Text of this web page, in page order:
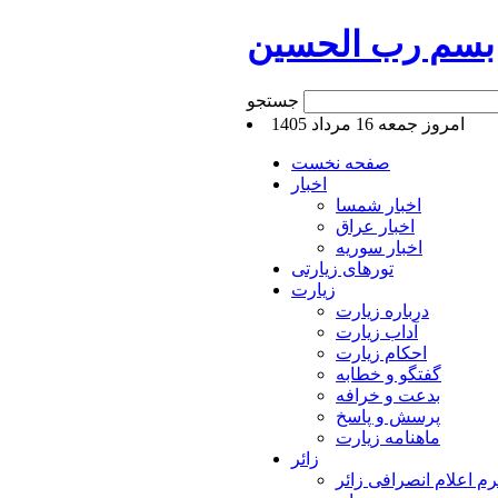
بسم رب الحسین
امروز جمعه 16 مرداد 1405
صفحه نخست
اخبار
اخبار شمسا
اخبار عراق
اخبار سوریه
تورهای زیارتی
زیارت
درباره زیارت
آداب زیارت
احکام زیارت
گفتگو و خطابه
بدعت و خرافه
پرسش و پاسخ
ماهنامه زیارت
زائر
اعلام انصرافی زائر